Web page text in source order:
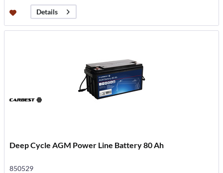
Details
Deep Cycle AGM Power Line Battery 80 Ah
850529